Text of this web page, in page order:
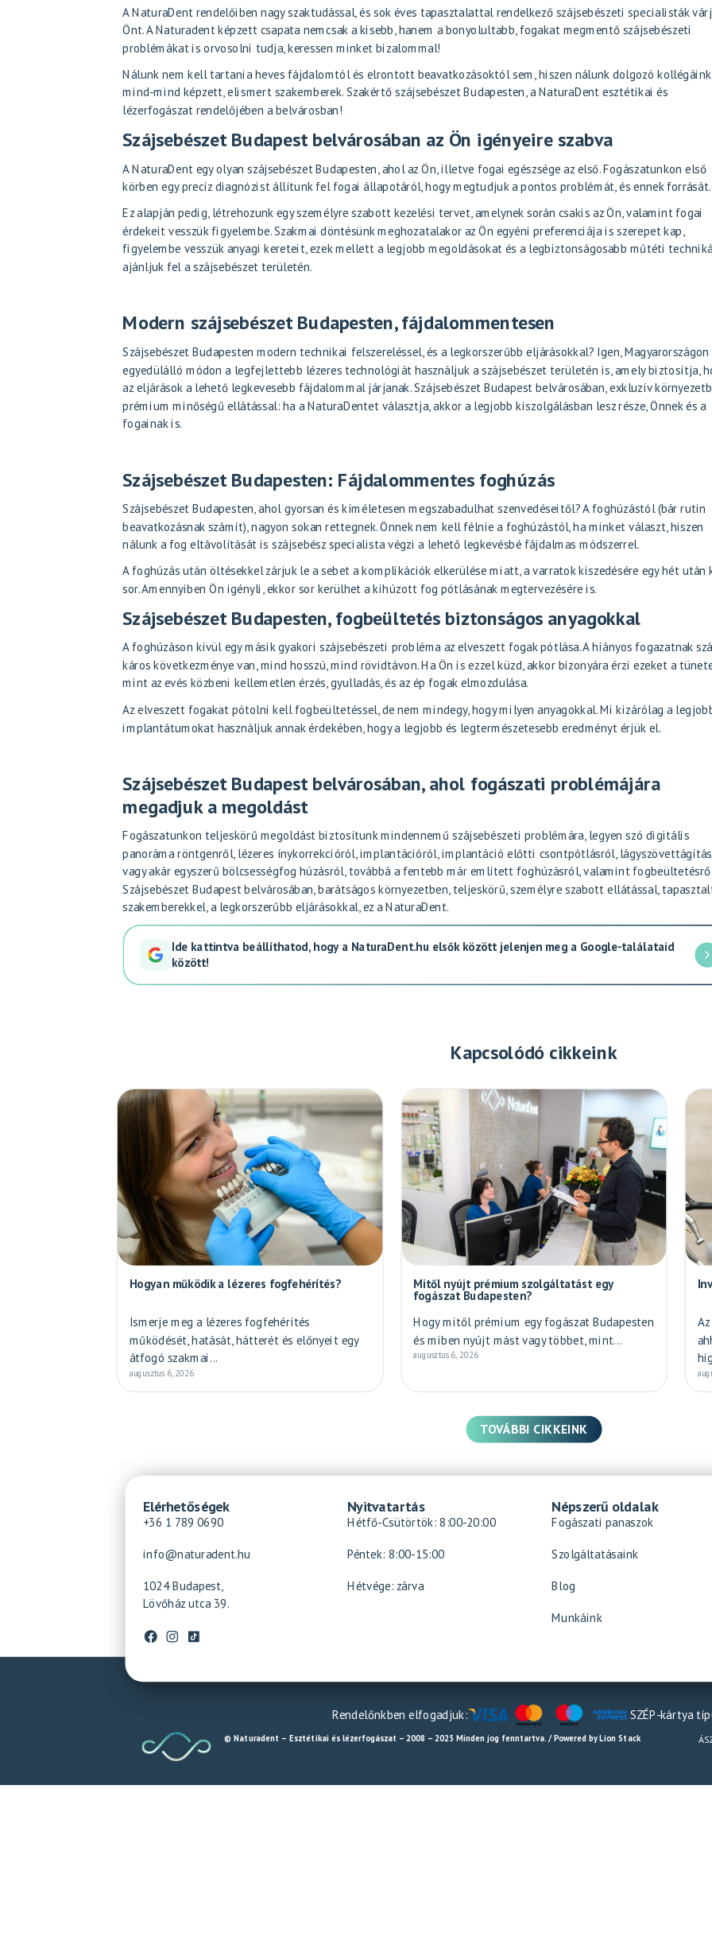
A NaturaDent rendelőiben nagy szaktudással, és sok éves tapasztalattal rendelkező szájsebészeti specialisták
Önt. A Naturadent képzett csapata nemcsak a kisebb, hanem a bonyolultabb, fogakat megmentő szájsebészeti
problémákat is orvosolni tudja, keressen minket bizalommal!
Nálunk nem kell tartania heves fájdalomtól és elrontott beavatkozásoktól sem, hiszen nálunk dolgozó kollégáink
mind-mind képzett, elismert szakemberek. Szakértő szájsebészet Budapesten, a NaturaDent esztétikai és
lézerfogászat rendelőjében a belvárosban!
Szájsebészet Budapest belvárosában az Ön igényeire szabva
A NaturaDent egy olyan szájsebészet Budapesten, ahol az Ön, illetve fogai egészsége az első. Fogászatunkon első
körben egy precíz diagnózist állítunk fel fogai állapotáról, hogy megtudjuk a pontos problémát, és ennek forrását.
Ez alapján pedig, létrehozunk egy személyre szabott kezelési tervet, amelynek során csakis az Ön, valamint fogai
érdekeit vesszük figyelembe. Szakmai döntésünk meghozatalakor az Ön egyéni preferenciája is szerepet kap,
figyelembe vesszük anyagi kereteit, ezek mellett a legjobb megoldásokat és a legbiztonságosabb műtéti
ajánljuk fel a szájsebészet területén.
Modern szájsebészet Budapesten, fájdalommentesen
Szájsebészet Budapesten modern technikai felszereléssel, és a legkorszerűbb eljárásokkal? Igen, Magyarországon
egyedülálló módon a legfejlettebb lézeres technológiát használjuk a szájsebészet területén is, amely biztosítja,
az eljárások a lehető legkevesebb fájdalommal járjanak. Szájsebészet Budapest belvárosában, exkluzív
prémium minőségű ellátással: ha a NaturaDentet választja, akkor a legjobb kiszolgálásban lesz része, Önnek és a
fogainak is.
Szájsebészet Budapesten: Fájdalommentes foghúzás
Szájsebészet Budapesten, ahol gyorsan és kíméletesen megszabadulhat szenvedéseitől? A foghúzástól (bár rutin
beavatkozásnak számít), nagyon sokan rettegnek. Önnek nem kell félnie a foghúzástól, ha minket választ, hiszen
nálunk a fog eltávolítását is szájsebész specialista végzi a lehető legkevésbé fájdalmas módszerrel.
A foghúzás után öltésekkel zárjuk le a sebet a komplikációk elkerülése miatt, a varratok kiszedésére egy hét után
sor. Amennyiben Ön igényli, ekkor sor kerülhet akihúzott fog pótlásának megtervezésére is.
Szájsebészet Budapesten, fogbeültetés biztonságos anyagokkal
A foghúzáson kívül egy másik gyakori szájsebészeti probléma az elveszett fogak pótlása. A hiányos fogazatnak
káros következménye van, mind hosszú, mind rövidtávon. Ha Ön is ezzel küzd, akkor bizonyára érzi ezeket a
mint az evés közbeni kellemetlen érzés, gyulladás, és az ép fogak elmozdulása.
Az elveszett fogakat pótolni kell fogbeültetéssel, de nem mindegy, hogy milyen anyagokkal. Mi kizárólag a
implantátumokat használjuk annak érdekében, hogy a legjobb és legtermészetesebb eredményt érjük el.
Szájsebészet Budapest belvárosában, ahol fogászati problémájára
megadjuk a megoldást
Fogászatunkon teljeskörű megoldást biztosítunk mindennemű szájsebészeti problémára, legyen szó digitális
panoráma röntgenről, lézeres ínykorrekcióról, implantációról,implantáció előtti csontpótlásról,
vagy akár egyszerű bölcsességfog húzásról, továbbá a fentebb már említett foghúzásról, valamint
Szájsebészet Budapest belvárosában, barátságos környezetben, teljeskörű, személyre szabott ellátással,
szakemberekkel, a legkorszerűbb eljárásokkal, ez a NaturaDent.
Ide kattintva beállíthatod, hogy a NaturaDent.hu elsők között jelenjen meg a Google-találataid
között!
Kapcsolódó cikkeink
Hogyan működik a lézeres fogfehérítés?
Ismerje meg a lézeres fogfehérítés
működését, hatását, hátterét és előnyeit egy
átfogó szakmai...
augusztus 6, 2026
Mitől nyújt prémium szolgáltatást egy
fogászat Budapesten?
Hogy mitől prémium egy fogászat Budapesten
és miben nyújt mást vagy többet, mint...
augusztus 6, 2026
TOVÁBBI CIKKEINK
Elérhetőségek
+36 1 789 0690
info@naturadent.hu
1024 Budapest,
Lövőház utca 39.
Nyitvatartás
Hétfő-Csütörtök: 8:00-20:00
Péntek: 8:00-15:00
Hétvége: zárva
Népszerű oldalak
Fogászati panaszok
Szolgáltatásaink
Blog
Munkáink
Rendelőnkben elfogadjuk: SZÉP-kártya
© Naturadent – Esztétikai és lézerfogászat – 2008 – 2025 Minden jog fenntartva. / Powered by Lion Stack